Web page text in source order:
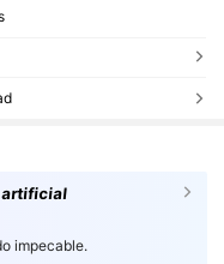
artificial
impecable.